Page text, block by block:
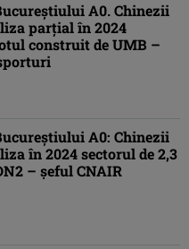
A0. Chinezii
parțial în 2024
construit de UMB –
A0: Chinezii
în 2024 sectorul de 2,3
– șeful CNAIR